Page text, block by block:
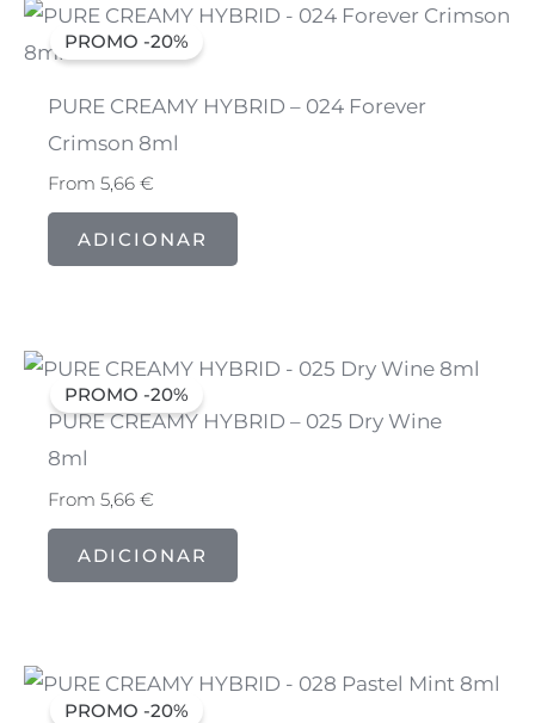
PROMO -20%
PURE CREAMY HYBRID – 024 Forever
Crimson 8ml
From5,66€
ADICIONAR
PROMO -20%
PURE CREAMY HYBRID – 025 Dry Wine
8ml
From5,66€
ADICIONAR
PROMO -20%